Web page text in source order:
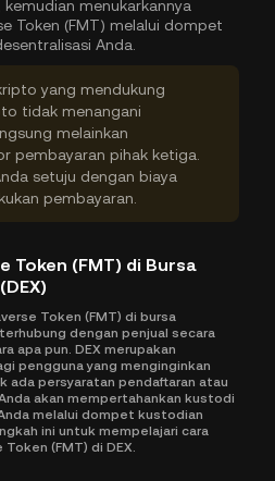
menukarkannya
Token (FMT) melalui dompet
Anda.
yang mendukung
tidak menangani
melainkan
pembayaran pihak ketiga.
setuju dengan biaya
pembayaran.
Token (FMT) di Bursa
Token (FMT) di bursa
dengan penjual secara
apa pun. DEX merupakan
pengguna yang menginginkan
ada persyaratan pendaftaran atau
akan mempertahankan kustodi
melalui dompet kustodian
ini untuk mempelajari cara
(FMT) di DEX.